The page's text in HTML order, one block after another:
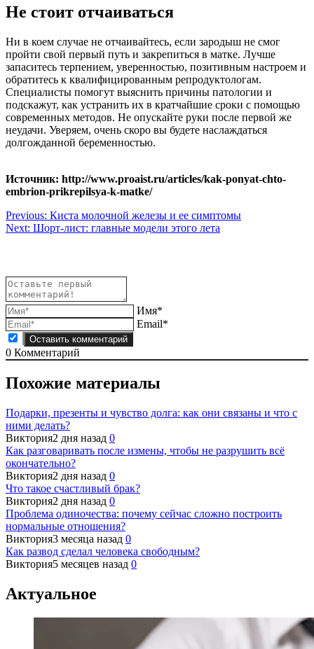
Не стоит отчаиваться
Ни в коем случае не отчаивайтесь, если зародыш не смог
пройти свой первый путь и закрепиться в матке. Лучше
запаситесь терпением, уверенностью, позитивным настроем и
обратитесь к квалифицированным репродуктологам.
Специалисты помогут выяснить причины патологии и
подскажут, как устранить их в кратчайшие сроки с помощью
современных методов. Не опускайте руки после первой же
неудачи. Уверяем, очень скоро вы будете наслаждаться
долгожданной беременностью.
Источник: http://www.proaist.ru/articles/kak-ponyat-chto-
embrion-prikrepilsya-k-matke/
Навигация
по
Previous: Киста молочной железы и ее симптомы
Next: Шорт-лист: главные модели этого лета
Имя*
Email*
0 Комментарий
Похожие материалы
Подарки, презенты и чувство долга: как они связаны и что с
ними делать?
Виктория2 дня назад 0
Как разговаривать после измены, чтобы не разрушить всё
окончательно?
Виктория2 дня назад 0
Что такое счастливый брак?
Виктория2 дня назад 0
Проблема одиночества: почему сейчас сложно построить
нормальные отношения?
Виктория3 месяца назад 0
Как развод сделал человека свободным?
Виктория5 месяцев назад 0
Актуальное